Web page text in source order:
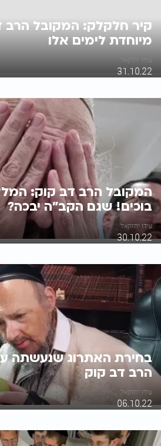
קיר חלקלק: המקובל הרב
מיוחדת לימים אלו
עידו יחזקאל
31.10.22
המקובל הרב דב קוק:
בוכים! שגם הקב"ה יבכה?
עידו יחזקאל
30.10.22
בחירת האתרוג שנעשתה
הרב דב קוק
עידו יחזקאל
06.10.22